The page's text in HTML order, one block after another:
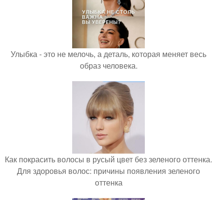
Улыбка - это не мелочь, а деталь, которая меняет весь
образ человека.
Как покрасить волосы в русый цвет без зеленого оттенка.
Для здоровья волос: причины появления зеленого
оттенка